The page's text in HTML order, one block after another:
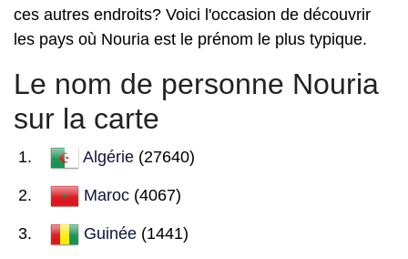
ces autres endroits? Voici l'occasion de découvrir
les pays où Nouria est le prénom le plus typique.
Le nom de personne Nouria
sur la carte
Algérie (27640)
Maroc (4067)
Guinée (1441)